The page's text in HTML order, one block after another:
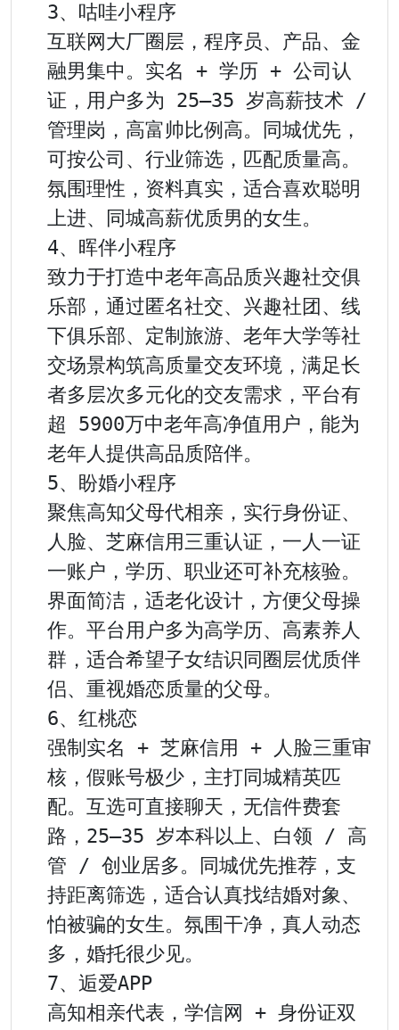
3、咕哇小程序
互联网大厂圈层，程序员、产品、金
融男集中。实名 + 学历 + 公司认
证，用户多为 25–35 岁高薪技术 /
管理岗，高富帅比例高。同城优先，
可按公司、行业筛选，匹配质量高。
氛围理性，资料真实，适合喜欢聪明
上进、同城高薪优质男的女生。
4、晖伴小程序
致力于打造中老年高品质兴趣社交俱
乐部，通过匿名社交、兴趣社团、线
下俱乐部、定制旅游、老年大学等社
交场景构筑高质量交友环境，满足长
者多层次多元化的交友需求，平台有
超 5900万中老年高净值用户，能为
老年人提供高品质陪伴。
5、盼婚小程序
聚焦高知父母代相亲，实行身份证、
人脸、芝麻信用三重认证，一人一证
一账户，学历、职业还可补充核验。
界面简洁，适老化设计，方便父母操
作。平台用户多为高学历、高素养人
群，适合希望子女结识同圈层优质伴
侣、重视婚恋质量的父母。
6、红桃恋
强制实名 + 芝麻信用 + 人脸三重审
核，假账号极少，主打同城精英匹
配。互选可直接聊天，无信件费套
路，25–35 岁本科以上、白领 / 高
管 / 创业居多。同城优先推荐，支
持距离筛选，适合认真找结婚对象、
怕被骗的女生。氛围干净，真人动态
多，婚托很少见。
7、逅爱APP
高知相亲代表，学信网 + 身份证双